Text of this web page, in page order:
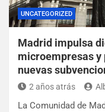
UNCATEGORIZED
Madrid impulsa
microempresas
nuevas
2 años atrás
La Comunidad de